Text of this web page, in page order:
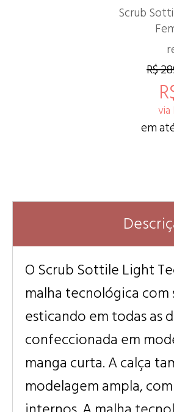
Scrub
R$
em
O Scrub Sottile Light
malha tecnológica
esticando em todas as
confeccionada em
manga curta. A calça
modelagem ampla,